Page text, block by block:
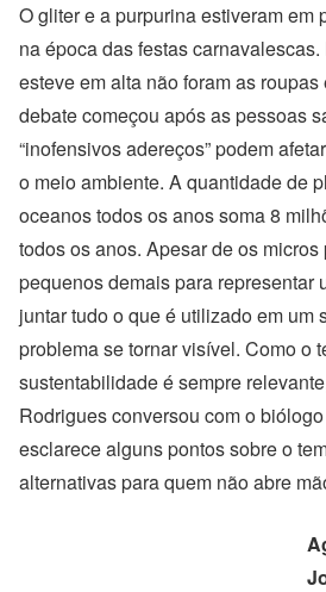
O gliter e a purpurina estiveram em
na época das festas
esteve em alta não foram as
debate começou após as pessoas
“inofensivos adereços” podem
o meio ambiente. A quantidade de
oceanos todos os anos soma 8
todos os anos. Apesar de os
pequenos demais para representar
juntar tudo o que é utilizado em um
problema se tornar visível. Como o
sustentabilidade é sempre
Rodrigues conversou com o
esclarece alguns pontos sobre o
alternativas para quem não abre